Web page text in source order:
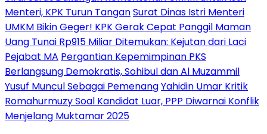
Menteri, KPK Turun TanganSurat Dinas Istri Menteri
UMKM Bikin Geger! KPK Gerak Cepat Panggil Maman
Uang Tunai Rp915 Miliar Ditemukan: Kejutan dari Laci
Pejabat MA Pergantian Kepemimpinan PKS
Berlangsung Demokratis, Sohibul dan Al Muzammil
Yusuf Muncul Sebagai PemenangYahidin Umar Kritik
Romahurmuzy Soal Kandidat Luar, PPP Diwarnai Konflik
Menjelang Muktamar 2025